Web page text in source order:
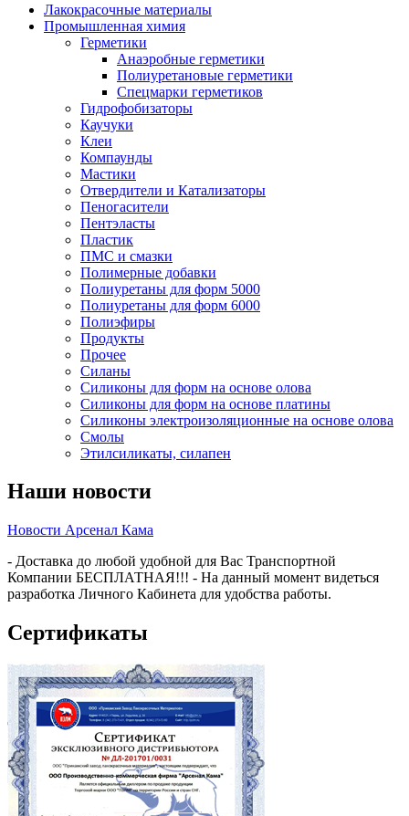
Лакокрасочные материалы
Промышленная химия
Герметики
Анаэробные герметики
Полиуретановые герметики
Спецмарки герметиков
Гидрофобизаторы
Каучуки
Клеи
Компаунды
Мастики
Отвердители и Катализаторы
Пеногасители
Пентэласты
Пластик
ПМС и смазки
Полимерные добавки
Полиуретаны для форм 5000
Полиуретаны для форм 6000
Полиэфиры
Продукты
Прочее
Силаны
Силиконы для форм на основе олова
Силиконы для форм на основе платины
Силиконы электроизоляционные на основе олова
Смолы
Этилсиликаты, силапен
Наши новости
Новости Арсенал Кама
- Доставка до любой удобной для Вас Транспортной
Компании БЕСПЛАТНАЯ!!! - На данный момент видеться
разработка Личного Кабинета для удобства работы.
Сертификаты